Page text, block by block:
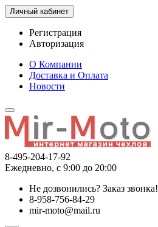
Личный кабинет
Регистрация
Авторизация
О Компании
Доставка и Оплата
Новости
8-495-204-17-92
Ежедневно, с 9:00 до 20:00
Не дозвонились? Заказ звонка!
8-958-756-84-29
mir-moto@mail.ru